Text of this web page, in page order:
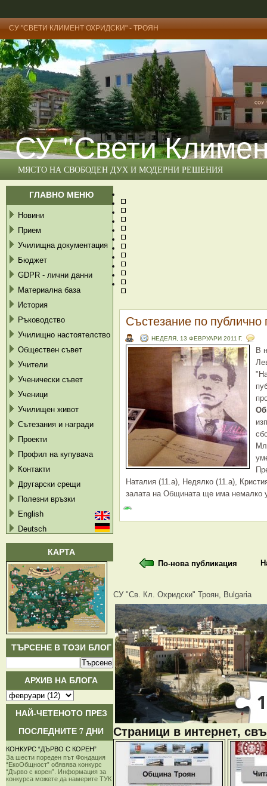
СУ "СВЕТИ КЛИМЕНТ ОХРИДСКИ" - ТРОЯН
СУ "Свети
МЯСТО НА СВОБОДЕН ДУХ И МОДЕРНИ РЕШЕНИЯ
ГЛАВНО МЕНЮ
Новини
Прием
Училищна документация
Бюджет
GDPR - лични данни
Материална база
История
Ръководство
Училищно настоятелство
Обществен съвет
Учители
Ученически съвет
Ученици
Училищен живот
Сътезания и награди
Проекти
Профил на купувача
Контакти
Другарски срещи
Полезни връзки
English
Deutsch
КАРТА
ТЪРСЕНЕ В ТОЗИ БЛОГ
АРХИВ НА БЛОГА
НАЙ-ЧЕТЕНОТО ПРЕЗ
ПОСЛЕДНИТЕ 7 ДНИ
КОНКУРС “ДЪРВО С КОРЕН”
За шести пореден път Фондация
“ЕкоОбщност” обявява конкурс
“Дърво с корен”. Информация за
конкурса можете да намерите ТУК
Състезание по
НЕДЕЛЯ, 13 ФЕВРУАРИ 2011 Г.
В
Наталия (11.а), Недялко (11.а),
залата на Общината ще има немалко
По-нова публикация
СУ "Св. Кл. Охридски" Троян, Bulgaria
Страници в интернет,